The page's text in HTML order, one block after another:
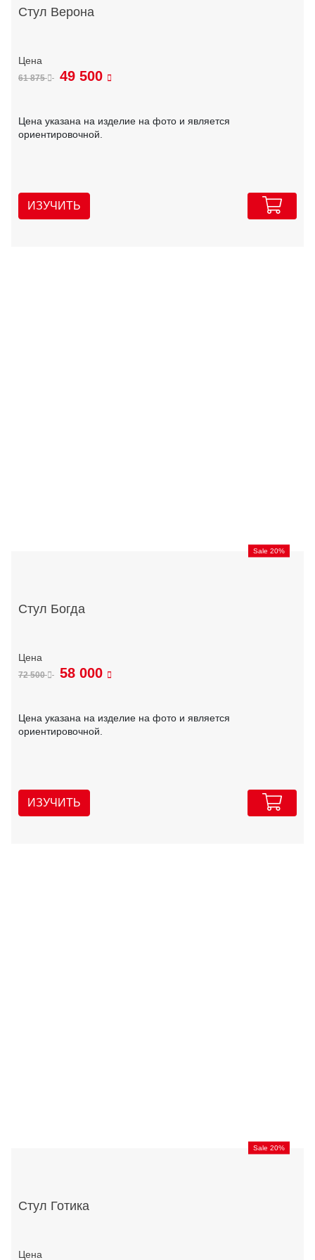
Стул Верона
61 875 49 500
Цена указана на изделие на фото и является
ориентировочной.
ИЗУЧИТЬ
Sale 20%
Стул Богда
72 500 58 000
Цена указана на изделие на фото и является
ориентировочной.
ИЗУЧИТЬ
Sale 20%
Стул Готика